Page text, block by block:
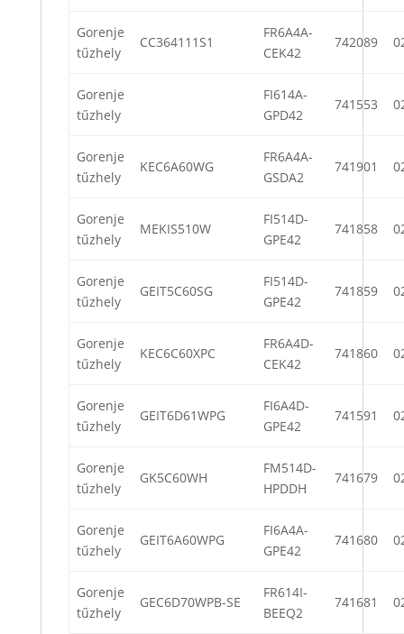
Gorenje
tűzhely
CC364111S1
FR6A4A-
CEK42
742089
Gorenje
tűzhely
FI614A-
GPD42
741553
Gorenje
tűzhely
KEC6A60WG
FR6A4A-
GSDA2
741901
Gorenje
tűzhely
MEKIS510W
FI514D-
GPE42
741858
Gorenje
tűzhely
GEIT5C60SG
FI514D-
GPE42
741859
Gorenje
tűzhely
KEC6C60XPC
FR6A4D-
CEK42
741860
Gorenje
tűzhely
GEIT6D61WPG
FI6A4D-
GPE42
741591
Gorenje
tűzhely
GK5C60WH
FM514D-
HPDDH
741679
Gorenje
tűzhely
GEIT6A60WPG
FI6A4A-
GPE42
741680
Gorenje
tűzhely
GEC6D70WPB-SE
FR614I-
BEEQ2
741681